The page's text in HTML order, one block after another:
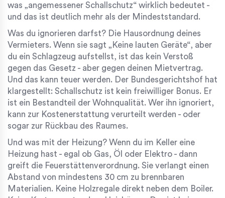
was „angemessener Schallschutz“ wirklich bedeutet -
und das ist deutlich mehr als der Mindeststandard.
Was du ignorieren darfst? Die Hausordnung deines
Vermieters. Wenn sie sagt „Keine lauten Geräte“, aber
du ein Schlagzeug aufstellst, ist das kein Verstoß
gegen das Gesetz - aber gegen deinen Mietvertrag.
Und das kann teuer werden. Der Bundesgerichtshof hat
klargestellt: Schallschutz ist kein freiwilliger Bonus. Er
ist ein Bestandteil der Wohnqualität. Wer ihn ignoriert,
kann zur Kostenerstattung verurteilt werden - oder
sogar zur Rückbau des Raumes.
Und was mit der Heizung? Wenn du im Keller eine
Heizung hast - egal ob Gas, Öl oder Elektro - dann
greift die Feuerstättenverordnung. Sie verlangt einen
Abstand von mindestens 30 cm zu brennbaren
Materialien. Keine Holzregale direkt neben dem Boiler.